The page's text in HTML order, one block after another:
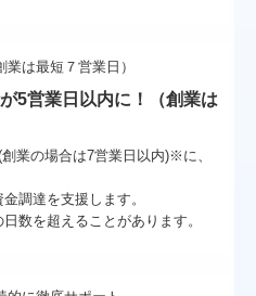
5営業日以内に！（創業は
業の場合は7営業日以内)※に、
調達を支援します。
数を超えることがあります。